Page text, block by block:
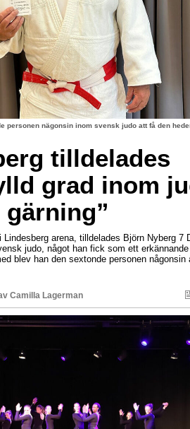
personen nägonsin inom svensk judo att få den
tilldelades
grad inom
arena, tilldelades Björn Nyberg 7
judo, något han fick som ett
blev han den sextonde personen
Camilla Lagerman